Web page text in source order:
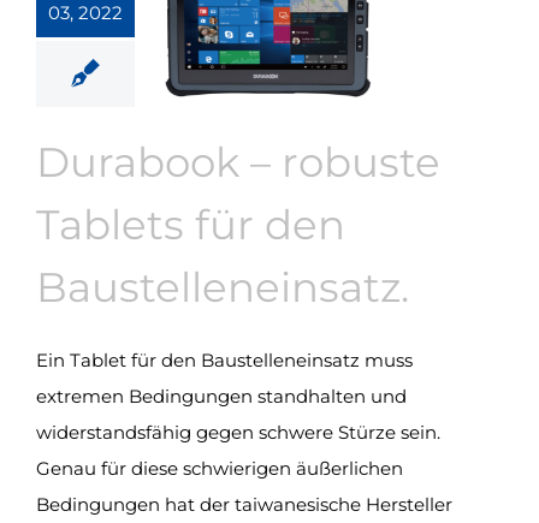
03, 2022
Durabook – robuste
Tablets für den
Baustelleneinsatz.
Ein Tablet für den Baustelleneinsatz muss
extremen Bedingungen standhalten und
widerstandsfähig gegen schwere Stürze sein.
Genau für diese schwierigen äußerlichen
Bedingungen hat der taiwanesische Hersteller